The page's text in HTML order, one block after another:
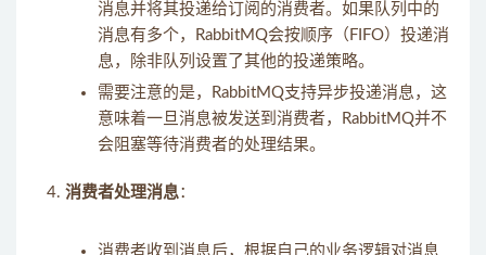
消息并将其投递给订阅的消费者。如果队列中的
消息有多个，RabbitMQ会按顺序（FIFO）投递消
息，除非队列设置了其他的投递策略。
需要注意的是，RabbitMQ支持异步投递消息，这
意味着一旦消息被发送到消费者，RabbitMQ并不
会阻塞等待消费者的处理结果。
消费者处理消息：
消费者收到消息后，根据自己的业务逻辑对消息